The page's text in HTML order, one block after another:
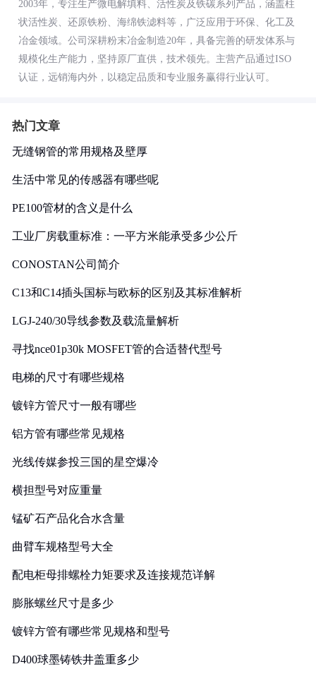
2003年，专注生产微电解填料、活性炭及铁碳系列产品，涵盖柱
状活性炭、还原铁粉、海绵铁滤料等，广泛应用于环保、化工及
冶金领域。公司深耕粉末冶金制造20年，具备完善的研发体系与
规模化生产能力，坚持原厂直供，技术领先。主营产品通过ISO
认证，远销海内外，以稳定品质和专业服务赢得行业认可。
热门文章
无缝钢管的常用规格及壁厚
生活中常见的传感器有哪些呢
PE100管材的含义是什么
工业厂房载重标准：一平方米能承受多少公斤
CONOSTAN公司简介
C13和C14插头国标与欧标的区别及其标准解析
LGJ-240/30导线参数及载流量解析
寻找nce01p30k MOSFET管的合适替代型号
电梯的尺寸有哪些规格
镀锌方管尺寸一般有哪些
铝方管有哪些常见规格
光线传媒参投三国的星空爆冷
横担型号对应重量
锰矿石产品化合水含量
曲臂车规格型号大全
配电柜母排螺栓力矩要求及连接规范详解
膨胀螺丝尺寸是多少
镀锌方管有哪些常见规格和型号
D400球墨铸铁井盖重多少